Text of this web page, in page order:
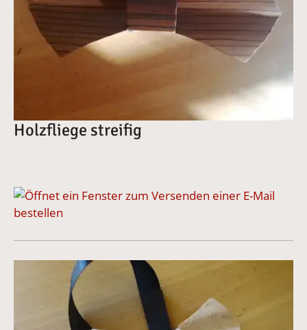
Holzfliege streifig
bestellen
Vergrößerte Version anzeigen